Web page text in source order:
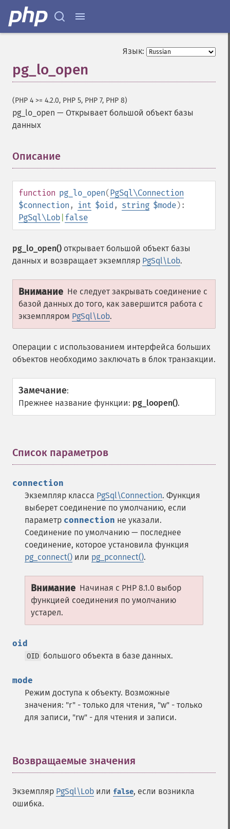
Язык:
pg_lo_open
(PHP 4 >= 4.2.0, PHP 5, PHP 7, PHP 8)
pg_lo_open — Открывает большой объект базы
данных
Описание
function pg_lo_open(PgSql\Connection
$connection , int $oid , string $mode):
PgSql\Lob false
pg_lo_open() открывает большой объект базы
данных и возвращает экземпляр PgSql\Lob.
Внимание Не следует закрывать соединение с
базой данных до того, как завершится работа с
экземпляром PgSql\Lob.
Операции с использованием интерфейса больших
объектов необходимо заключать в блок транзакции.
Замечание:
Прежнее название функции: pg_loopen().
Список параметров
connection
Экземпляр класса PgSql\Connection. Функция
выберет соединение по умолчанию, если
параметр connection не указали.
Соединение по умолчанию — последнее
соединение, которое установила функция
pg_connect() или pg_pconnect().
Внимание Начиная с PHP 8.1.0 выбор
функцией соединения по умолчанию
устарел.
oid
OID большого объекта в базе данных.
mode
Режим доступа к объекту. Возможные
значения: "r" - только для чтения, "w" - только
для записи, "rw" - для чтения и записи.
Возвращаемые значения
Экземпляр PgSql\Lob или false, если возникла
ошибка.